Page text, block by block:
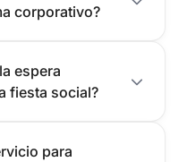
corporativo?
espera
fiesta social?
para